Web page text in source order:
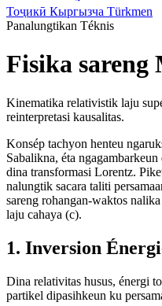
Тоҷикӣ Кыргызча Türkmen
Panalungtikan Téknis
Fisika sareng
Kinematika relativistik laju
reinterpretasi kausalitas.
Konsép tachyon henteu
Sabalikna, éta
dina transformasi Lorentz.
nalungtik sacara taliti
sareng rohangan-waktos
laju cahaya (c).
1. Inversion
Dina relativitas husus, énergi
partikel dipasihkeun ku